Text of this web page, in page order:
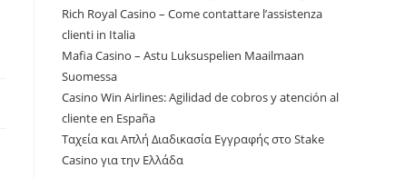
Rich Royal Casino – Come contattare l’assistenza
clienti in Italia
Mafia Casino – Astu Luksuspelien Maailmaan
Suomessa
Casino Win Airlines: Agilidad de cobros y atención al
cliente en España
Ταχεία και Απλή Διαδικασία Εγγραφής στο Stake
Casino για την Ελλάδα